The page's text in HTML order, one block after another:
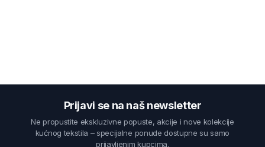
Prijavi se na naš newsletter
Ne propustite ekskluzivne popuste, akcije i nove kolekcije
kućnog tekstila – specijalne ponude dostupne su samo
prijavljenim kupcima.